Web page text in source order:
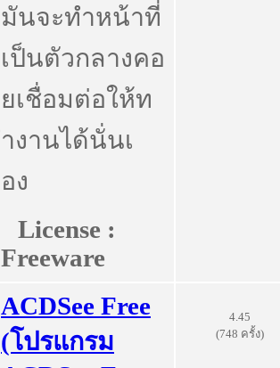
มันจะทำหน้าที่
เป็นตัวกลางคอ
ยเชื่อมต่อให้ท
ำงานได้นั่นเ
อง
License :
Freeware
ACDSee Free
(โปรแกรม
4.45
(748 ครั้ง)